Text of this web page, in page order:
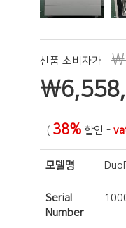
신품 소비자가
₩
( 38%할인 -
모델명
Serial
Number